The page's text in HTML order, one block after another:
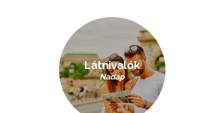
Látnivalók
Nadap